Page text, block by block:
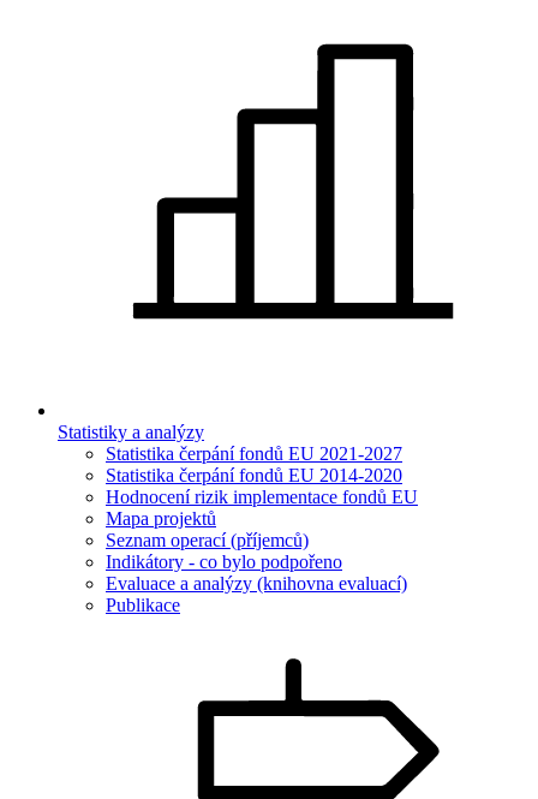
Statistiky a analýzy
Statistika čerpání fondů EU 2021-2027
Statistika čerpání fondů EU 2014-2020
Hodnocení rizik implementace fondů EU
Mapa projektů
Seznam operací (příjemců)
Indikátory - co bylo podpořeno
Evaluace a analýzy (knihovna evaluací)
Publikace